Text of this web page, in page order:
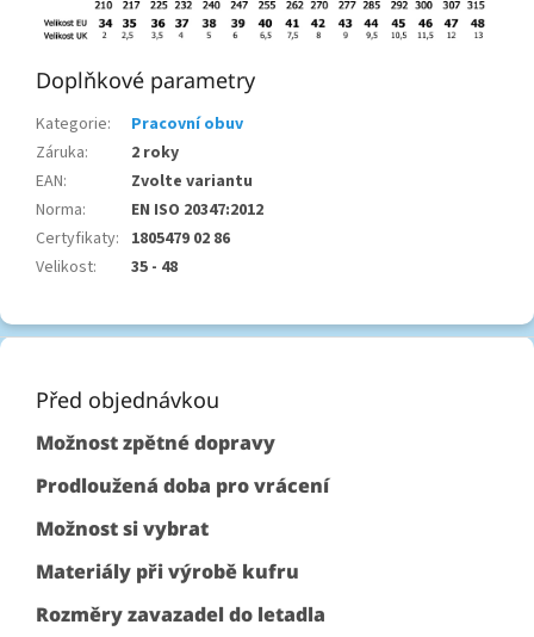
Doplňkové parametry
Kategorie:
Pracovní obuv
Záruka:
2 roky
EAN:
Zvolte variantu
Norma:
EN ISO 20347:2012
Certyfikaty: 1805479 02 86
Velikost: 35 - 48
Z
Před objednávkou
Možnost zpětné dopravy
Prodloužená doba pro vrácení
Možnost si vybrat
Materiály při výrobě kufru
Rozměry zavazadel do letadla